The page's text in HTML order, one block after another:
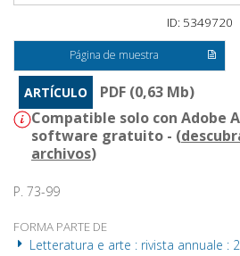
ID: 5349720
Página de muestra
ARTÍCULO
PDF (0,63 Mb)
Compatible solo con Adobe
software gratuito - (
archivos)
P. 73-99
FORMA PARTE DE
Letteratura e arte : rivista annuale :